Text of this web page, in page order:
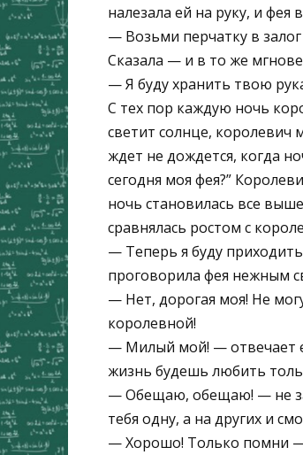
налезала ей на руку, и фея
— Возьми перчатку в
Сказала — и в то же
— Я буду хранить твою
С тех пор каждую ночь
светит солнце, королевич
ждет не дождется, когда
сегодня моя фея?”
ночь становилась все
сравнялась ростом с
— Теперь я буду
проговорила фея нежным
— Нет, дорогая моя! Не
королевной!
— Милый мой! — отвечает
жизнь будешь любить
— Обещаю, обещаю! — не
тебя одну, а на других и
— Хорошо! Только помни —